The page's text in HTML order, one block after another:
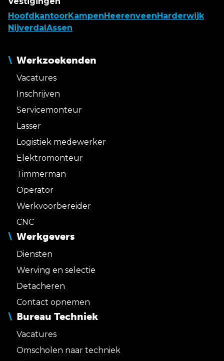
HoofdkantoorKampen Heerenveen Harderwijk
Nijverdal Assen
Werkzoekenden
Vacatures
Inschrijven
Servicemonteur
Lasser
Logistiek medewerker
Elektromonteur
Timmerman
Operator
Werkvoorbereider
CNC
Werkgevers
Diensten
Werving en selectie
Detacheren
Contact opnemen
Bureau Techniek
Vacatures
Omscholen naar techniek